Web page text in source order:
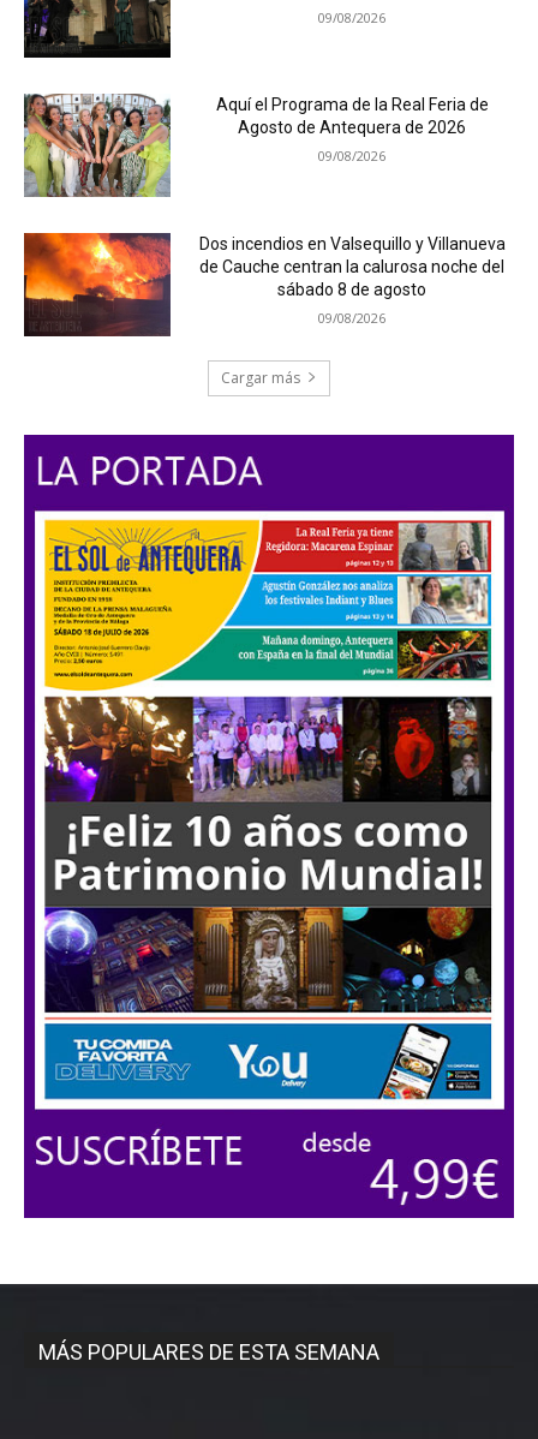
09/08/2026
Aquí el Programa de la Real Feria de
Agosto de Antequera de 2026
09/08/2026
Dos incendios en Valsequillo y Villanueva
de Cauche centran la calurosa noche del
sábado 8 de agosto
09/08/2026
Cargar más
MÁS POPULARES DE ESTA SEMANA